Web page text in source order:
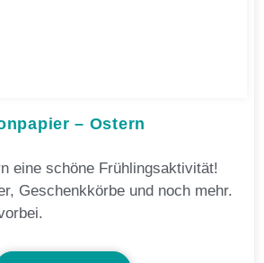
– Ostern
eine schöne Frühlingsaktivität!
Geschenkkörbe und noch mehr.